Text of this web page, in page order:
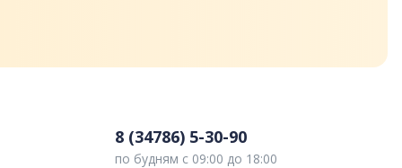
8 (34786) 5-30-90
по будням с 09:00 до 18:00